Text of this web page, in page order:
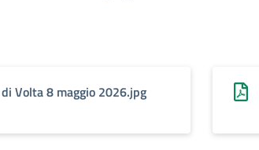
di Volta 8 maggio 2026.jpg